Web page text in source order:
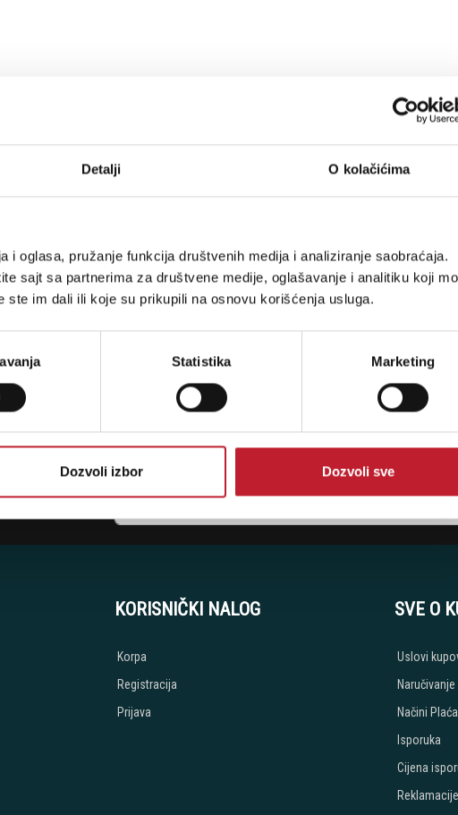
Detalji O kolačićima
i oglasa, pružanje funkcija društvenih medija i analiziranje saobraćaja.
sajt sa partnerima za društvene medije, oglašavanje i analitiku koji
ste im dali ili koje su prikupili na osnovu korišćenja usluga.
Statistika Marketing
Dozvoli izbor Dozvoli sve
KORISNIČKI NALOG
Korpa
Registracija
Prijava
SVE O
Uslovi
Naručivanje
Načini
Isporuka
Cijena
Reklamacije